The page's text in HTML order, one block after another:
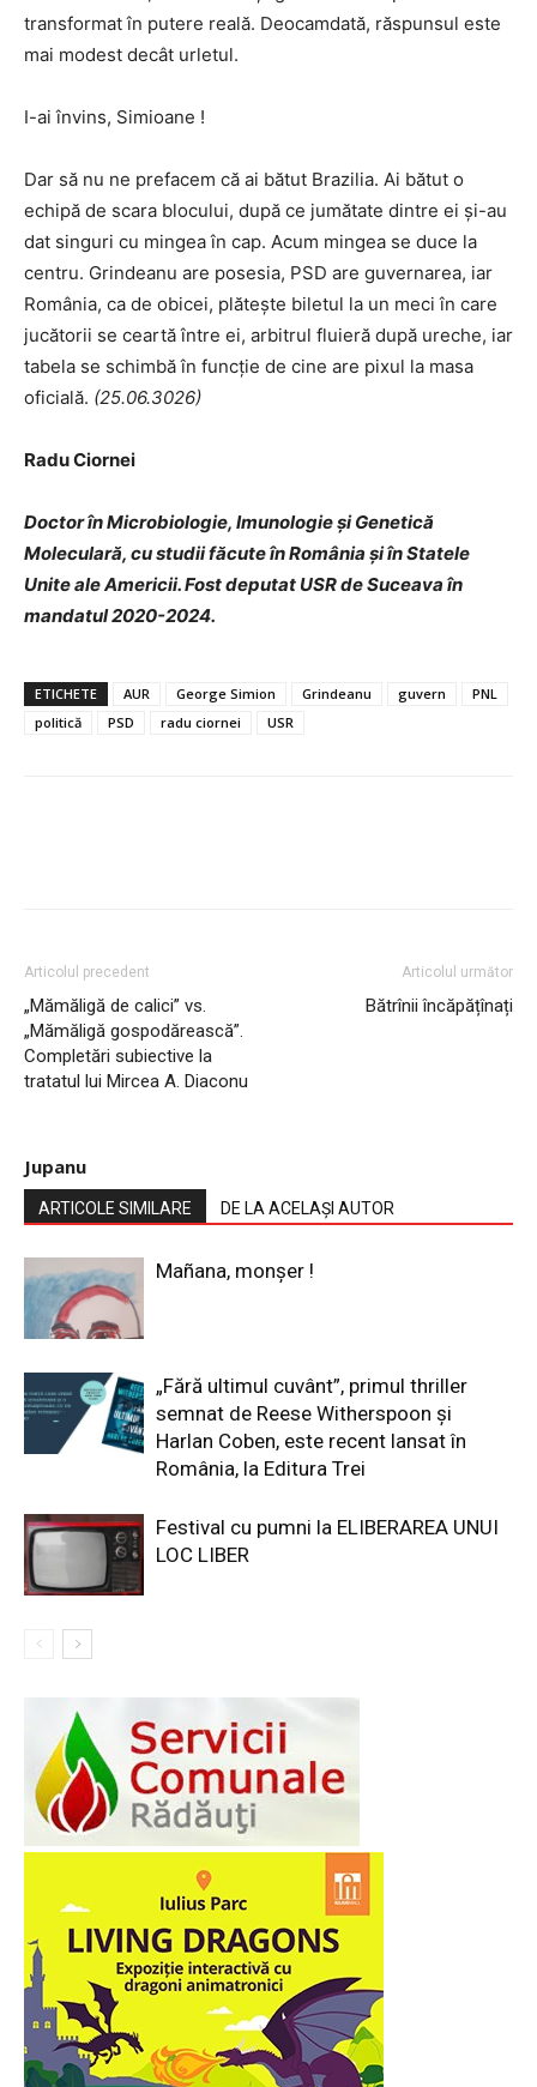
transformat în putere reală. Deocamdată, răspunsul este
mai modest decât urletul.
I-ai învins, Simioane !
Dar să nu ne prefacem că ai bătut Brazilia. Ai bătut o
echipă de scara blocului, după ce jumătate dintre ei și-au
dat singuri cu mingea în cap. Acum mingea se duce la
centru. Grindeanu are posesia, PSD are guvernarea, iar
România, ca de obicei, plătește biletul la un meci în care
jucătorii se ceartă între ei, arbitrul fluieră după ureche, iar
tabela se schimbă în funcție de cine are pixul la masa
oficială. (25.06.3026)
Radu Ciornei
Doctor în Microbiologie, Imunologie și Genetică
Moleculară, cu studii făcute în România și în Statele
Unite ale Americii. Fost deputat USR de Suceava în
mandatul 2020-2024.
ETICHETE AUR George Simion Grindeanu guvern
PNL
politică
PSD radu ciornei USR
Articolul precedent
„Mămăligă de calici” vs.
„Mămăligă gospodărească”.
Completări subiective la
tratatul lui Mircea A. Diaconu
Articolul următor
Bătrînii încăpățînați
Jupanu
ARTICOLE SIMILARE DE LA ACELAȘI AUTOR
Mañana, monșer !
„Fără ultimul cuvânt”, primul thriller
semnat de Reese Witherspoon și
Harlan Coben, este recent lansat în
România, la Editura Trei
Festival cu pumni la ELIBERAREA UNUI
LOC LIBER